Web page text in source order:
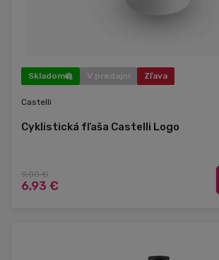
Skladom V predajni Zľava
Castelli
Cyklistická fľaša Castelli Logo
9,00 €
6,93 €